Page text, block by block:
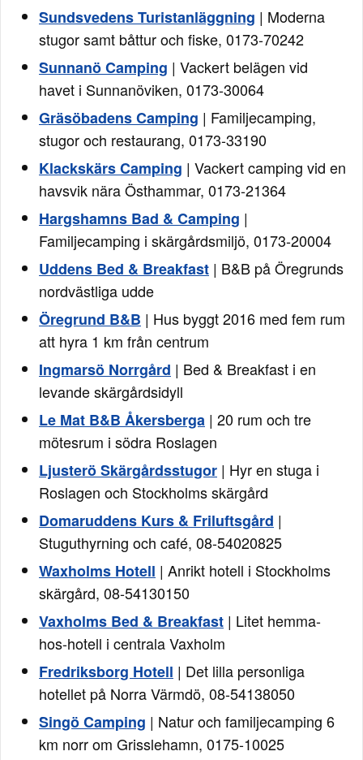
Sundsvedens Turistanläggning | Moderna
stugor samt båttur och fiske, 0173-70242
Sunnanö Camping | Vackert belägen vid
havet i Sunnanöviken, 0173-30064
Gräsöbadens Camping | Familjecamping,
stugor och restaurang, 0173-33190
Klackskärs Camping | Vackert camping vid en
havsvik nära Östhammar, 0173-21364
Hargshamns Bad & Camping |
Familjecamping i skärgårdsmiljö, 0173-20004
Uddens Bed & Breakfast | B&B på Öregrunds
nordvästliga udde
Öregrund B&B | Hus byggt 2016 med fem rum
att hyra 1 km från centrum
Ingmarsö Norrgård | Bed & Breakfast i en
levande skärgårdsidyll
Le Mat B&B Åkersberga | 20 rum och tre
mötesrum i södra Roslagen
Ljusterö Skärgårdsstugor | Hyr en stuga i
Roslagen och Stockholms skärgård
Domaruddens Kurs & Friluftsgård |
Stuguthyrning och café, 08-54020825
Waxholms Hotell | Anrikt hotell i Stockholms
skärgård, 08-54130150
Vaxholms Bed & Breakfast | Litet hemma-
hos-hotell i centrala Vaxholm
Fredriksborg Hotell | Det lilla personliga
hotellet på Norra Värmdö, 08-54138050
Singö Camping | Natur och familjecamping 6
km norr om Grisslehamn, 0175-10025